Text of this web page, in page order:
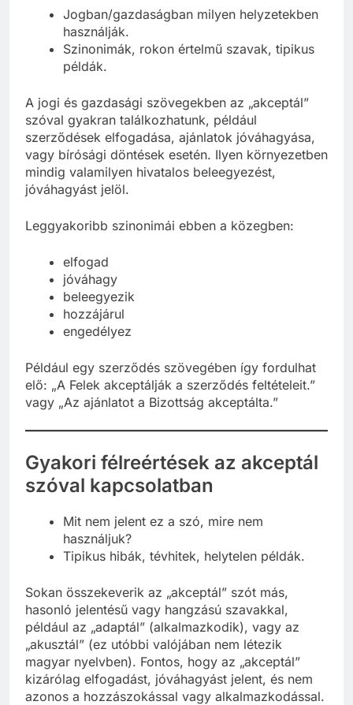
Jogban/gazdaságban milyen helyzetekben
használják.
Szinonimák, rokon értelmű szavak, tipikus
példák.
A jogi és gazdasági szövegekben az „akceptál”
szóval gyakran találkozhatunk, például
szerződések elfogadása, ajánlatok jóváhagyása,
vagy bírósági döntések esetén. Ilyen környezetben
mindig valamilyen hivatalos beleegyezést,
jóváhagyást jelöl.
Leggyakoribb szinonimái ebben a közegben:
elfogad
jóváhagy
beleegyezik
hozzájárul
engedélyez
Például egy szerződés szövegében így fordulhat
elő: „A Felek akceptálják a szerződés feltételeit.”
vagy „Az ajánlatot a Bizottság akceptálta.”
Gyakori félreértések az akceptál
szóval kapcsolatban
Mit nem jelent ez a szó, mire nem
használjuk?
Tipikus hibák, tévhitek, helytelen példák.
Sokan összekeverik az „akceptál” szót más,
hasonló jelentésű vagy hangzású szavakkal,
például az „adaptál” (alkalmazkodik), vagy az
„akusztál” (ez utóbbi valójában nem létezik
magyar nyelvben). Fontos, hogy az „akceptál”
kizárólag elfogadást, jóváhagyást jelent, és nem
azonos a hozzászokással vagy alkalmazkodással.